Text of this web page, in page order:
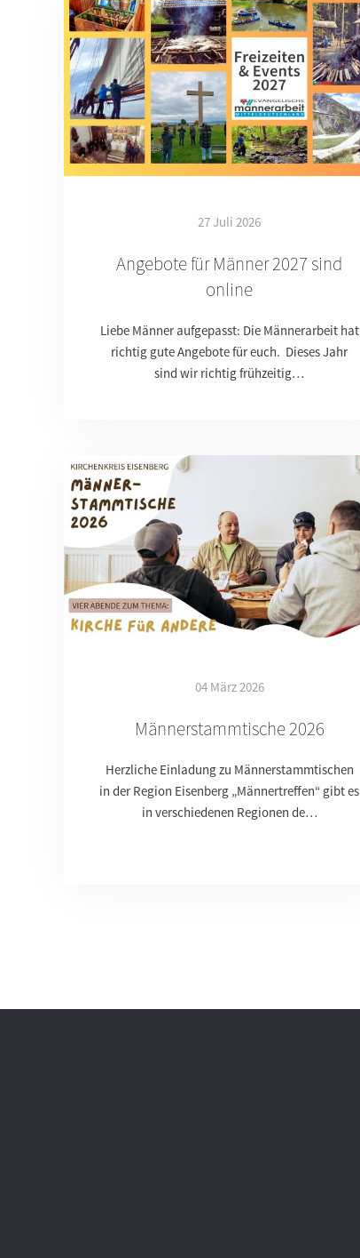
27 Juli 2026
Angebote für Männer 2027 sind
online
Liebe Männer aufgepasst: Die Männerarbeit hat
richtig gute Angebote für euch. Dieses Jahr
sind wir richtig frühzeitig…
04 März 2026
Männerstammtische 2026
Herzliche Einladung zu Männerstammtischen
in der Region Eisenberg „Männertreffen“ gibt es
in verschiedenen Regionen de…